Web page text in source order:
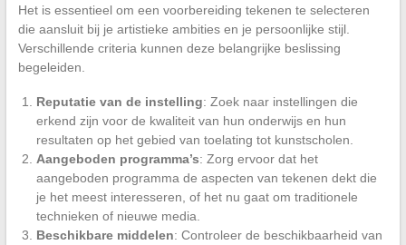
Het is essentieel om een voorbereiding tekenen te selecteren
die aansluit bij je artistieke ambities en je persoonlijke stijl.
Verschillende criteria kunnen deze belangrijke beslissing
begeleiden.
Reputatie van de instelling: Zoek naar instellingen die
erkend zijn voor de kwaliteit van hun onderwijs en hun
resultaten op het gebied van toelating tot kunstscholen.
Aangeboden programma’s: Zorg ervoor dat het
aangeboden programma de aspecten van tekenen dekt die
je het meest interesseren, of het nu gaat om traditionele
technieken of nieuwe media.
Beschikbare middelen: Controleer de beschikbaarheid van